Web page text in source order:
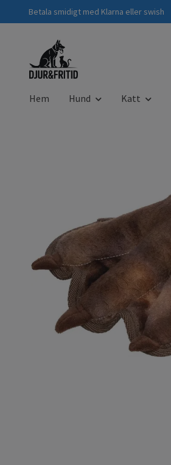
Betala smidigt med Klarna eller swish
Hem Hund Katt